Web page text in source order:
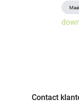
Contact